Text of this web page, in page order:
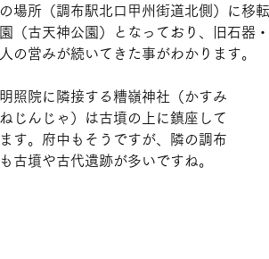
の場所（調布駅北口甲州街道北側）に移
園（古天神公園）となっており、旧石器
人の営みが続いてきた事がわかります。
明照院に隣接する糟嶺神社（かすみ
ねじんじゃ）は古墳の上に鎮座して
ます。府中もそうですが、隣の調布
も古墳や古代遺跡が多いですね。